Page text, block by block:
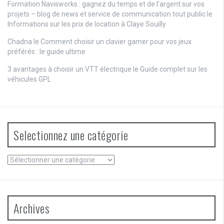
Formation Navisworks : gagnez du temps et de l’argent sur vos
projets – blog de news et service de communication tout public le
Informations sur les prix de location à Claye Souilly
Chadna le Comment choisir un clavier gamer pour vos jeux
préférés : le guide ultime
3 avantages à choisir un VTT électrique le Guide complet sur les
véhicules GPL
Selectionnez une catégorie
Selectionnez
Archives